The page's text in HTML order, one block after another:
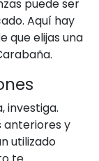
puede ser
Aquí hay
que elijas una
investiga.
anteriores y
utilizado